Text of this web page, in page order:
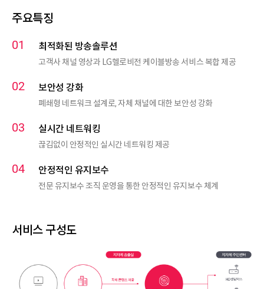
주요특징
최적화된 방송솔루션
고객사 채널 영상과 LG헬로비전 케이블방송 서비스 복합 제공
보안성 강화
폐쇄형 네트워크 설계로, 자체 채널에 대한 보안성 강화
실시간 네트워킹
끊김없이 안정적인 실시간 네트워킹 제공
안정적인 유지보수
전문 유지보수 조직 운영을 통한 안정적인 유지보수 체계
서비스 구성도